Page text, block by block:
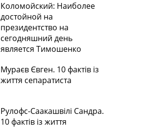
Коломойский: Наиболее
достойной на
президентство на
сегодняшний день
является Тимошенко
Мураєв Євген. 10 фактів із
життя сепаратиста
Рулофс-Саакашвілі Сандра.
10 фактів із життя